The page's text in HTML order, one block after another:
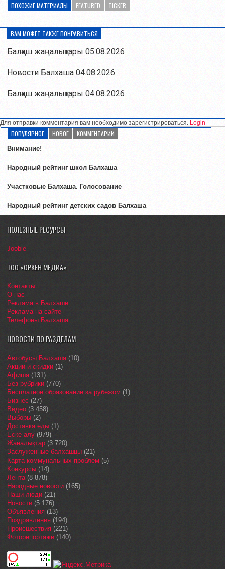
ПОХОЖИЕ МАТЕРИАЛЫ FEATURED TICKER
ВАМ МОЖЕТ ТАКЖЕ ПОНРАВИТЬСЯ
Балқаш жаңалықтары 05.08.2026
Новости Балхаша 04.08.2026
Балқаш жаңалықтары 04.08.2026
Для отправки комментария вам необходимо зарегистрироваться. Login
ПОПУЛЯРНОЕ НОВОЕ КОММЕНТАРИИ
Внимание!
Народный рейтинг школ Балхаша
Участковые Балхаша. Голосование
Народный рейтинг детских садов Балхаша
ПОЛЕЗНЫЕ РЕСУРСЫ
Jooble
ТОО «ОРКЕН МЕДИА»
Контакты
О нас
Реклама в Балхаше
Реклама на сайте
Телефоны Балхаша
НОВОСТИ ПО РАЗДЕЛАМ
Автобусы Балхаша(10)
Акции и скидки (1)
Афиша(131)
Без рубрики (770)
Бесплатное образование за рубежом (1)
Бизнес (27)
Видео (3 458)
Выборы (2)
Доставка еды (1)
Еске алу (979)
Жаңалықтар (3 720)
Заслуженные балхашцы (21)
Карта коммунальных проблем (5)
Конкурсы (14)
Лента(8 878)
Народные новости (165)
Наши люди (21)
Новости (5 176)
Объявления (13)
Поздравления (194)
Происшествия (221)
Фоторепортажи (140)